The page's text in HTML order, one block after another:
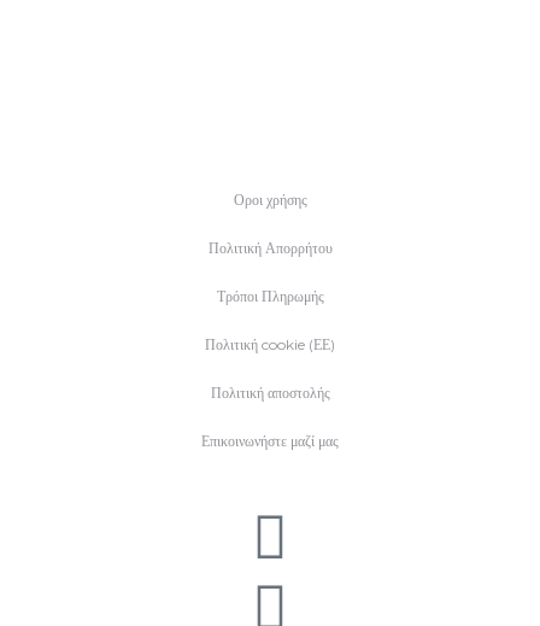
Οροι χρήσης
Πολιτική Απορρήτου
Τρόποι Πληρωμής
Πολιτική cookie (ΕΕ)
Πολιτική αποστολής
Επικοινωνήστε μαζί μας